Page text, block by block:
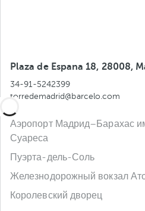
Plaza de Espana 18, 28008,
34-91-5242399
torredemadrid@barcelo.com
Аэропорт Мадрид–Барахас
Суареса
Пуэрта-дель-Соль
Железнодорожный вокзал
Королевский дворец